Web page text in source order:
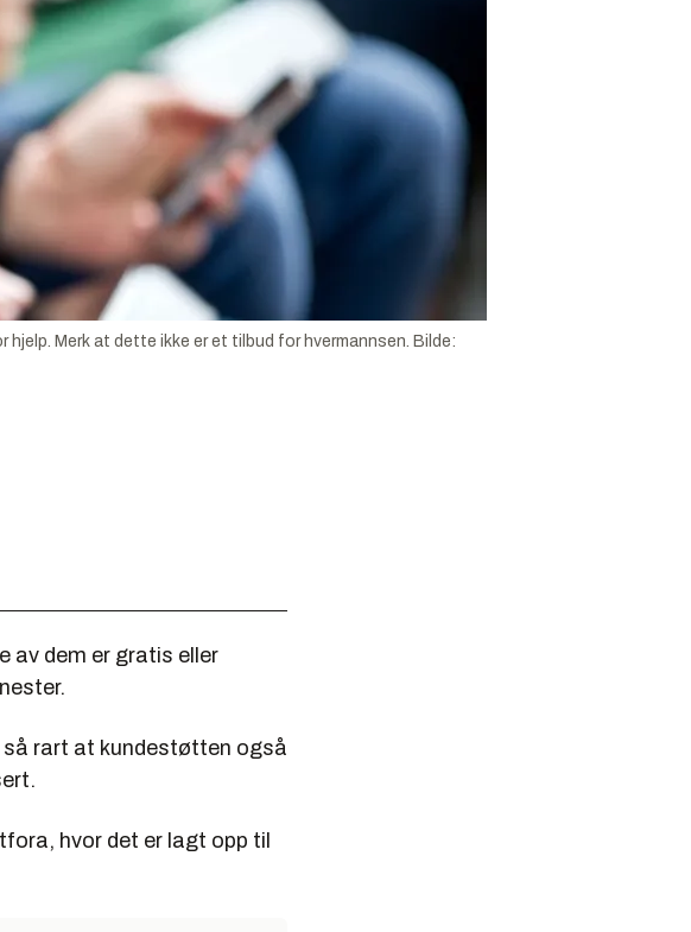
Merk at dette ikke er et tilbud for hvermannsen. Bilde:
av dem er gratis eller
så rart at kundestøtten også
hvor det er lagt opp til